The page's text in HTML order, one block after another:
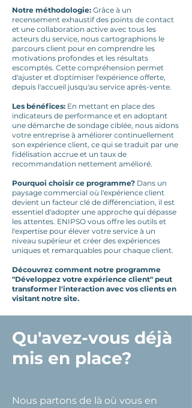
Notre méthodologie: Grâce à un
recensement exhaustif des points de contact
et une collaboration active avec tous les
acteurs du service, nous cartographions le
parcours client pour en comprendre les
motivations profondes et les résultats
escomptés. Cette compréhension permet
d'ajuster et d'optimiser l'expérience offerte,
depuis l'accueil jusqu'au service après-vente.
Les bénéfices: En mettant en place des
indicateurs de performance et en adoptant
une démarche de sondage ciblée, nous aidons
votre entreprise à améliorer continuellement
son expérience client, ce qui se traduit par une
fidélisation accrue et un taux de
recommandation nettement amélioré.
Pourquoi choisir ce programme? Dans un
paysage commercial où l'expérience client
devient un facteur clé de différenciation, il est
essentiel d'adopter une approche qui dépasse
les attentes. ENIPSO vous offre les outils et
l'expertise pour élever votre service à un
niveau supérieur et créer des expériences
uniques et remarquables pour chaque client.
Découvrez comment notre programme
"Développez votre expérience client" peut
transformer l'interaction avec vos clients en
visitant notre site.
Qu'avez-vous déjà
mis en place?
Nous partons de là où vous en